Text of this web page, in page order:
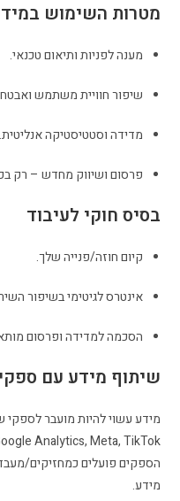
מטרות השימוש
מענה לפניות ותיאום טכנאי.
שיפור חוויית משתמש
מדידה וסטטיסטיקה אנליטית.
פרסום ושיווק מחדש – רק
בסיס חוקי לעיבוד
קיום חוזה/פנייה שלך.
אינטרס לגיטימי בשיפור
הסכמה למדידה ופרסום
שיתוף מידע עם
מידע עשוי להיות מועבר לספקי
הספקים פועלים כמחזיקים/
מידע.